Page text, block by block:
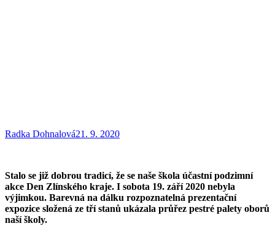
Radka Dohnalová21. 9. 2020
Stalo se již dobrou tradicí, že se naše škola účastní podzimní
akce Den Zlínského kraje. I sobota 19. září 2020 nebyla
výjimkou. Barevná na dálku rozpoznatelná prezentační
expozice složená ze tří stanů ukázala průřez pestré palety oborů
naší školy.